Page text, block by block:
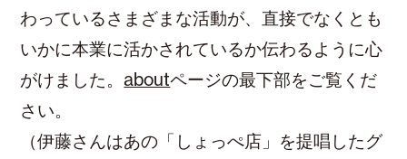
わっているさまざまな活動が、直接でなくとも
いかに本業に活かされているか伝わるように心
がけました。aboutページの最下部をご覧くだ
さい。
（伊藤さんはあの「しょっぺ店」を提唱したグ